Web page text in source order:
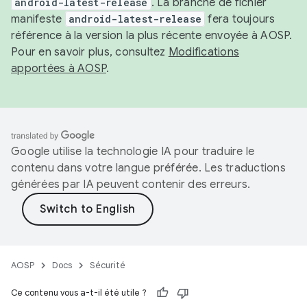
. La branche de fichier
manifeste android-latest-release fera toujours
référence à la version la plus récente envoyée à AOSP.
Pour en savoir plus, consultez Modifications
apportées à AOSP.
Google utilise la technologie IA pour traduire le
contenu dans votre langue préférée. Les traductions
générées par IA peuvent contenir des erreurs.
AOSP Docs Sécurité
Ce contenu vous a-t-il été utile ?